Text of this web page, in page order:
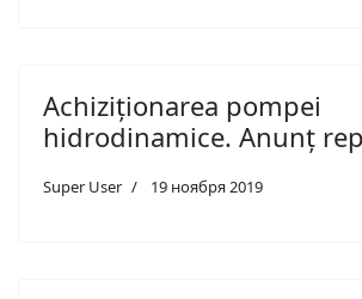
Achiziționarea pompei
hidrodinamice. Anunț
Super User 19 ноября 2019